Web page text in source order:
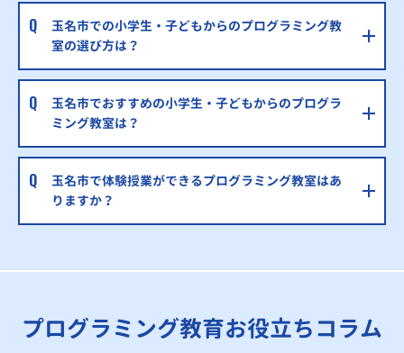
玉名市での小学生・子どもからのプログラミング教
室の選び方は？
玉名市でおすすめの小学生・子どもからのプログラ
ミング教室は？
玉名市で体験授業ができるプログラミング教室はあ
りますか？
プログラミング教育お役立ちコラム